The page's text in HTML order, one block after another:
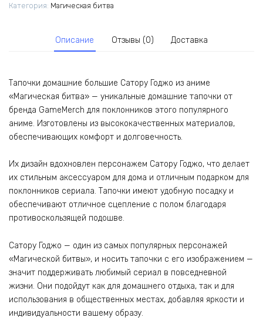
битва
Категория: Магическая битва
Описание Отзывы (0) Доставка
Тапочки домашние большие Сатору Годжо из аниме
«Магическая битва» — уникальные домашние тапочки от
бренда GameMerch для поклонников этого популярного
аниме. Изготовлены из высококачественных материалов,
обеспечивающих комфорт и долговечность.
Их дизайн вдохновлен персонажем Сатору Годжо, что делает
их стильным аксессуаром для дома и отличным подарком для
поклонников сериала. Тапочки имеют удобную посадку и
обеспечивают отличное сцепление с полом благодаря
противоскользящей подошве.
Сатору Годжо — один из самых популярных персонажей
«Магической битвы», и носить тапочки с его изображением —
значит поддерживать любимый сериал в повседневной
жизни. Они подойдут как для домашнего отдыха, так и для
использования в общественных местах, добавляя яркости и
индивидуальности вашему образу.